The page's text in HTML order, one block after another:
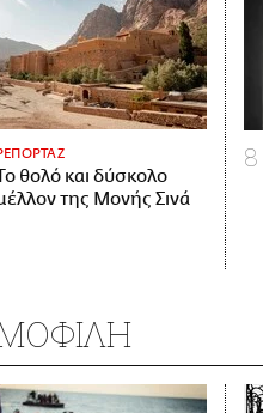
θολό και δύσκολο
της Μονής Σινά